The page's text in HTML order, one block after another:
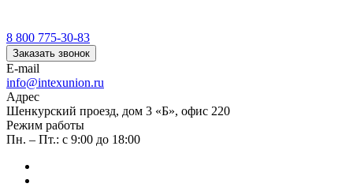
8 800 775-30-83
Заказать звонок
E-mail
info@intexunion.ru
Адрес
Шенкурский проезд, дом 3 «Б», офис 220
Режим работы
Пн. – Пт.: с 9:00 до 18:00